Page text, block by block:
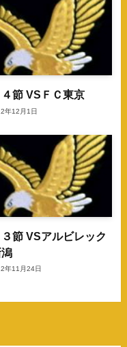
節 VSＦＣ東京
年12月1日
節 VSアルビレック
年11月24日